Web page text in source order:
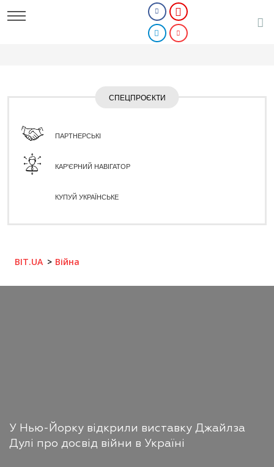
СПЕЦПРОЄКТИ
ПАРТНЕРСЬКІ
КАР'ЄРНИЙ НАВІГАТОР
КУПУЙ УКРАЇНСЬКЕ
BIT.UA Війна
У Нью-Йорку відкрили виставку Джайлза
Дулі про досвід війни в Україні